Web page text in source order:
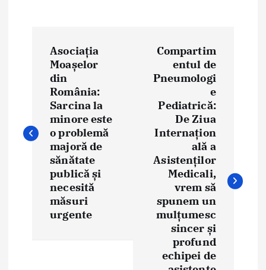
n
Asociația
Moașelor
din
România:
Sarcina la
minore este
o problemă
majoră de
sănătate
publică și
necesită
măsuri
urgente
Compartim
entul de
Pneumologi
e
Pediatrică:
De Ziua
Internațion
ală a
Asistenților
Medicali,
vrem să
spunem un
mulțumesc
sincer și
profund
echipei de